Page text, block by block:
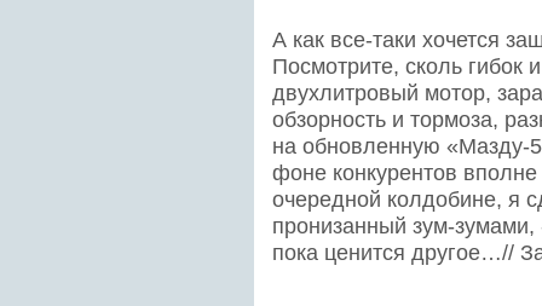
А как все-таки хочется
Посмотрите, сколь гибок
двухлитровый мотор,
обзорность и тормоза,
на обновленную «Мазду-
фоне конкурентов
очередной колдобине, я
пронизанный зум-
пока ценится другое…//